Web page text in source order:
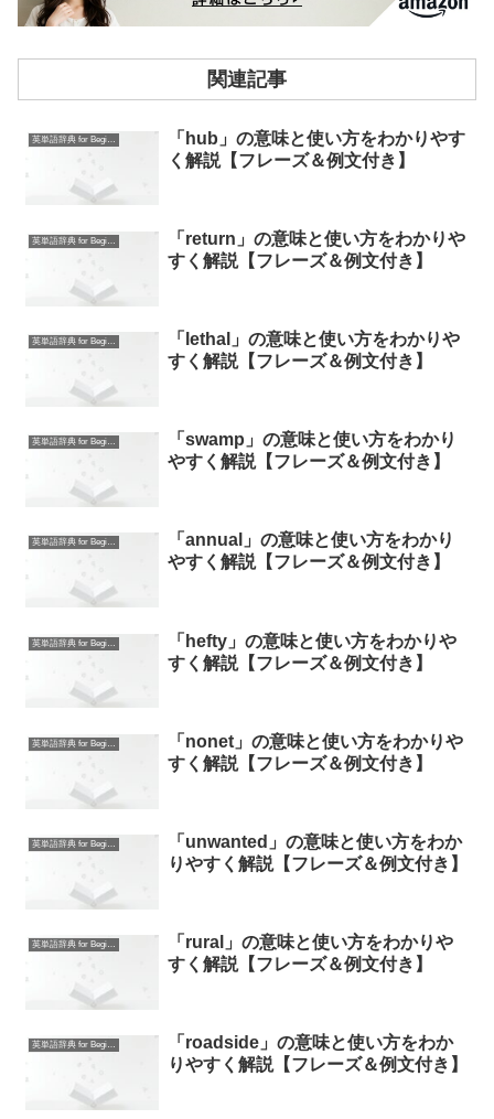
関連記事
英単語辞典 for Beginners
「hub」の意味と使い方をわかりやす
く解説【フレーズ＆例文付き】
英単語辞典 for Beginners
「return」の意味と使い方をわかりや
すく解説【フレーズ＆例文付き】
英単語辞典 for Beginners
「lethal」の意味と使い方をわかりや
すく解説【フレーズ＆例文付き】
英単語辞典 for Beginners
「swamp」の意味と使い方をわかり
やすく解説【フレーズ＆例文付き】
英単語辞典 for Beginners
「annual」の意味と使い方をわかり
やすく解説【フレーズ＆例文付き】
英単語辞典 for Beginners
「hefty」の意味と使い方をわかりや
すく解説【フレーズ＆例文付き】
英単語辞典 for Beginners
「nonet」の意味と使い方をわかりや
すく解説【フレーズ＆例文付き】
英単語辞典 for Beginners
「unwanted」の意味と使い方をわか
りやすく解説【フレーズ＆例文付き】
英単語辞典 for Beginners
「rural」の意味と使い方をわかりや
すく解説【フレーズ＆例文付き】
英単語辞典 for Beginners
「roadside」の意味と使い方をわか
りやすく解説【フレーズ＆例文付き】